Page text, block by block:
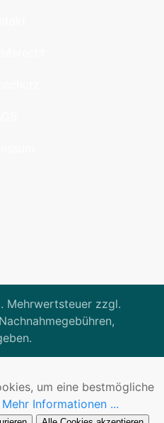
Mehrwertsteuer zzgl.
um eine bestmögliche
Mehr Informationen ...